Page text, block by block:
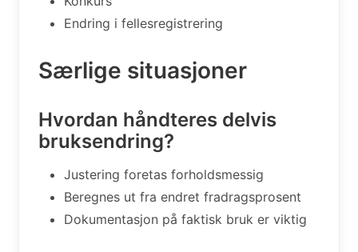
Endring i fellesregistrering
Særlige situasjoner
Hvordan håndteres delvis
bruksendring?
Justering foretas forholdsmessig
Beregnes ut fra endret fradragsprosent
Dokumentasjon på faktisk bruk er viktig